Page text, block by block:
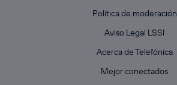
Política de moderación
Aviso Legal LSSI
Acerca de Telefónica
Mejor conectados